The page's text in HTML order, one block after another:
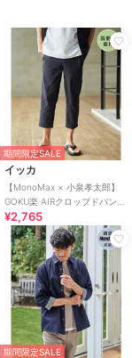
期間限定SALE
イッカ
【MonoMax × 小泉孝太郎】
GOKU楽 AIRクロップドパンツ
「小泉孝太郎さん着用モデ
ル」
¥2,765
期間限定SALE